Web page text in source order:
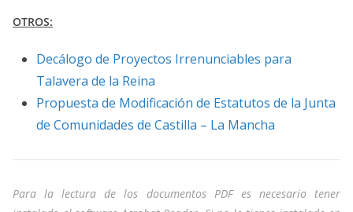
OTROS:
Decálogo de Proyectos Irrenunciables para
Talavera de la Reina
Propuesta de Modificación de Estatutos de la Junta
de Comunidades de Castilla – La Mancha
Para la lectura de los documentos PDF es necesario tener